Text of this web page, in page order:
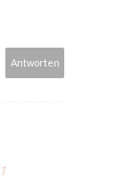
Antworten